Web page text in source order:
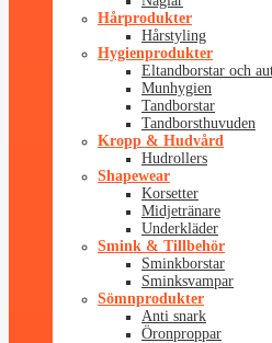
Hårprodukter
Hårstyling
Hygienprodukter
Eltandborstar och
Munhygien
Tandborstar
Tandborsthuvuden
Kropp & Hudvård
Hudrollers
Shapewear
Korsetter
Midjetränare
Underkläder
Smink & Tillbehör
Sminkborstar
Sminksvampar
Sömnprodukter
Anti snark
Öronproppar